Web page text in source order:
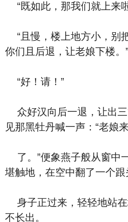
“既如此，那我们就上来
“且慢，楼上地方小，别
你们且后退，让老娘下楼。”
“好！请！”
众好汉向后一退，让出三
见那黑牡丹喊一声：“老娘
了。”便象燕子般从窗中
堪触地，在空中翻了一个跟
身子正过来，轻轻地站
不长出。